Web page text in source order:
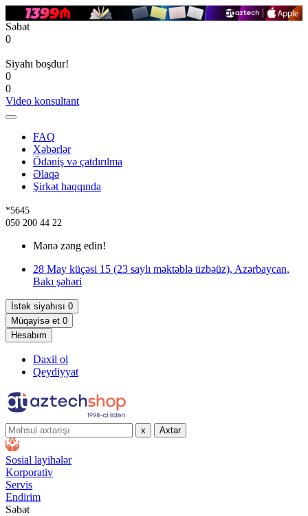
Səbət
0
Siyahı boşdur!
0
0
Video konsultant
FAQ
Xəbərlər
Ödəniş və çatdırılma
Əlaqə
Şirkət haqqında
*5645
050 200 44 22
Mənə zəng edin!
28 May küçəsi 15 (23 saylı məktəblə üzbəüz), Azərbaycan,
Bakı şəhəri
İstək siyahısı 0
Müqayisə et 0
Hesabım
Daxil ol
Qeydiyyat
x Axtar
Sosial layihələr
Korporativ
Servis
Endirim
Səbət